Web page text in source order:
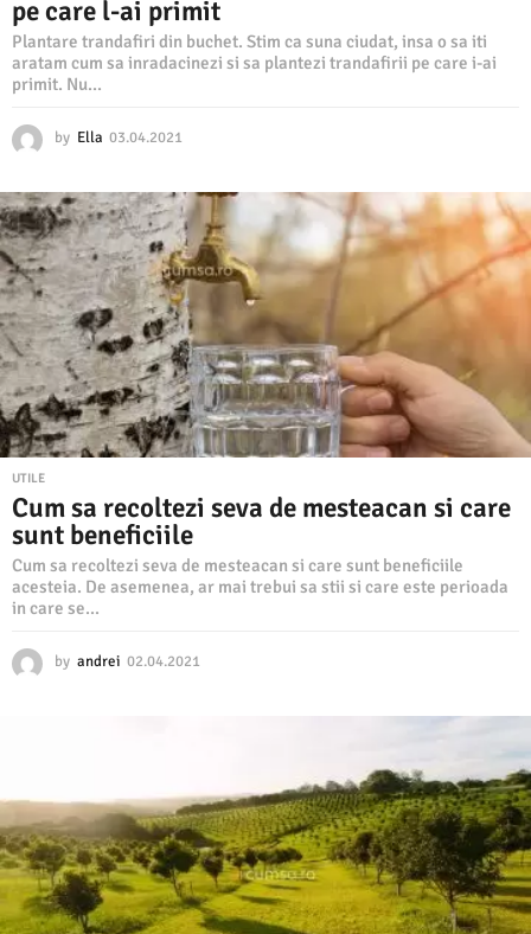
pe care l-ai primit
Plantare trandafiri din buchet. Stim ca suna ciudat, insa o sa iti
aratam cum sa inradacinezi si sa plantezi trandafirii pe care i-ai
primit. Nu...
by Ella 03.04.2021
0
4
.
2
0
2
1
UTILE
Cum sa recoltezi seva de mesteacan si care
sunt beneficiile
Cum sa recoltezi seva de mesteacan si care sunt beneficiile
acesteia. De asemenea, ar mai trebui sa stii si care este perioada
in care se...
by andrei 02.04.2021
2
0
2
1